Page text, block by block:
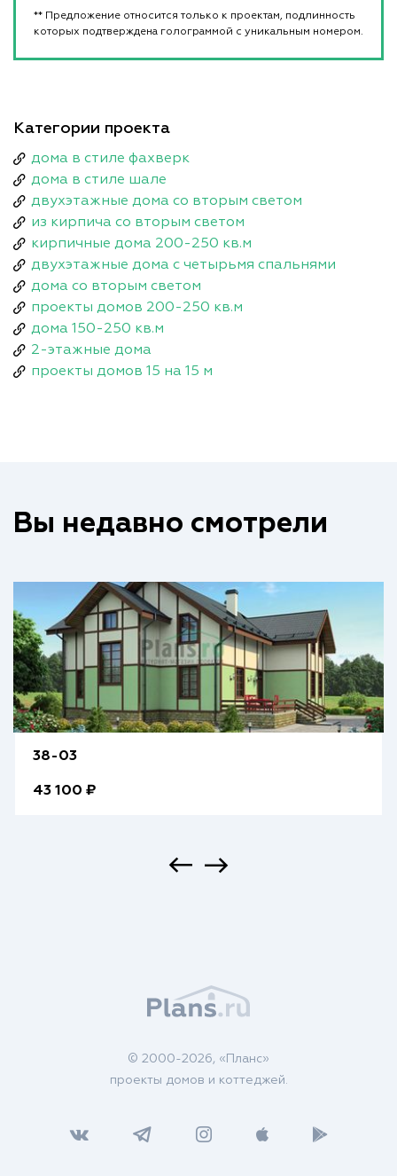
** Предложение относится только к проектам, подлинность
которых подтверждена голограммой с уникальным номером.
Категории проекта
дома в стиле фахверк
дома в стиле шале
двухэтажные дома со вторым светом
из кирпича со вторым светом
кирпичные дома 200-250 кв.м
двухэтажные дома с четырьмя спальнями
дома со вторым светом
проекты домов 200-250 кв.м
дома 150-250 кв.м
2-этажные дома
проекты домов 15 на 15 м
Вы недавно смотрели
38-03
43 100 ₽
© 2000-2026, «Планс»
проекты домов и коттеджей.